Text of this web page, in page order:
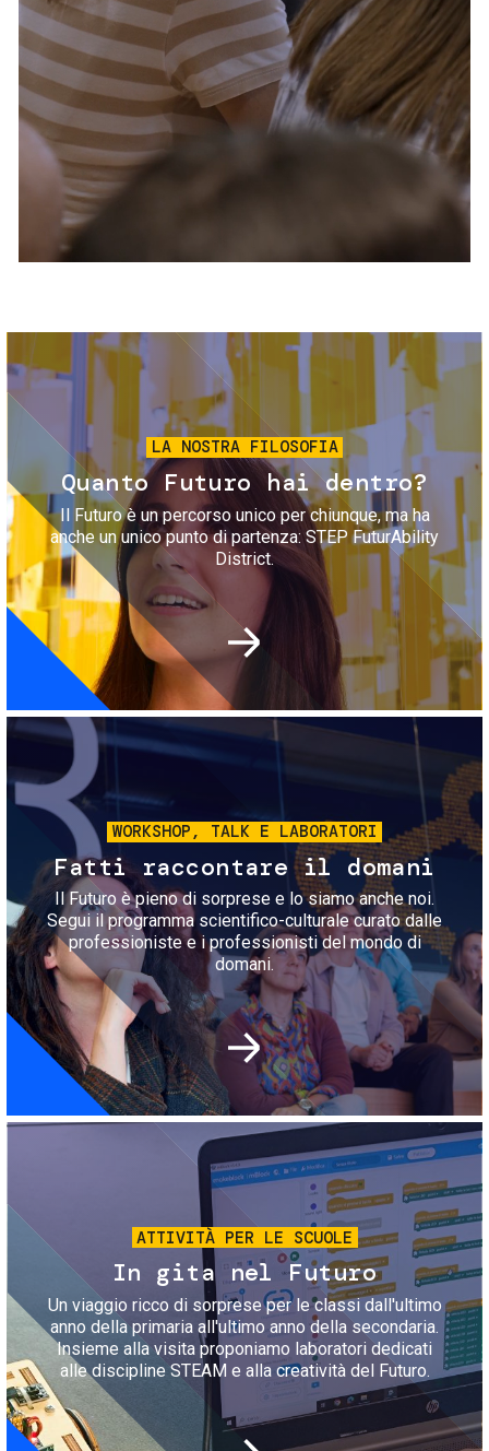
Servizi e accessibilità
Contatti
FAQ
Biglietti
Immagine
LA NOSTRA FILOSOFIA
Quanto Futuro hai dentro?
Il Futuro è un percorso unico per chiunque, ma ha
anche un unico punto di partenza: STEP FuturAbility
District.
Immagine
WORKSHOP, TALK E LABORATORI
Fatti raccontare il domani
Il Futuro è pieno di sorprese e lo siamo anche noi.
Segui il programma scientifico-culturale curato dalle
professioniste e i professionisti del mondo di
domani.
Immagine
ATTIVITÀ PER LE SCUOLE
In gita nel Futuro
Un viaggio ricco di sorprese per le classi dall'ultimo
anno della primaria all'ultimo anno della secondaria.
Insieme alla visita proponiamo laboratori dedicati
alle discipline STEAM e alla creatività del Futuro.